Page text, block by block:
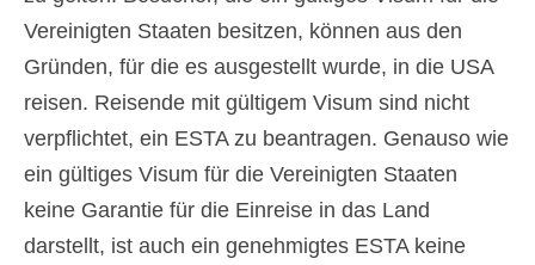
Vereinigten Staaten besitzen, können aus den
Gründen, für die es ausgestellt wurde, in die USA
reisen. Reisende mit gültigem Visum sind nicht
verpflichtet, ein ESTA zu beantragen. Genauso wie
ein gültiges Visum für die Vereinigten Staaten
keine Garantie für die Einreise in das Land
darstellt, ist auch ein genehmigtes ESTA keine